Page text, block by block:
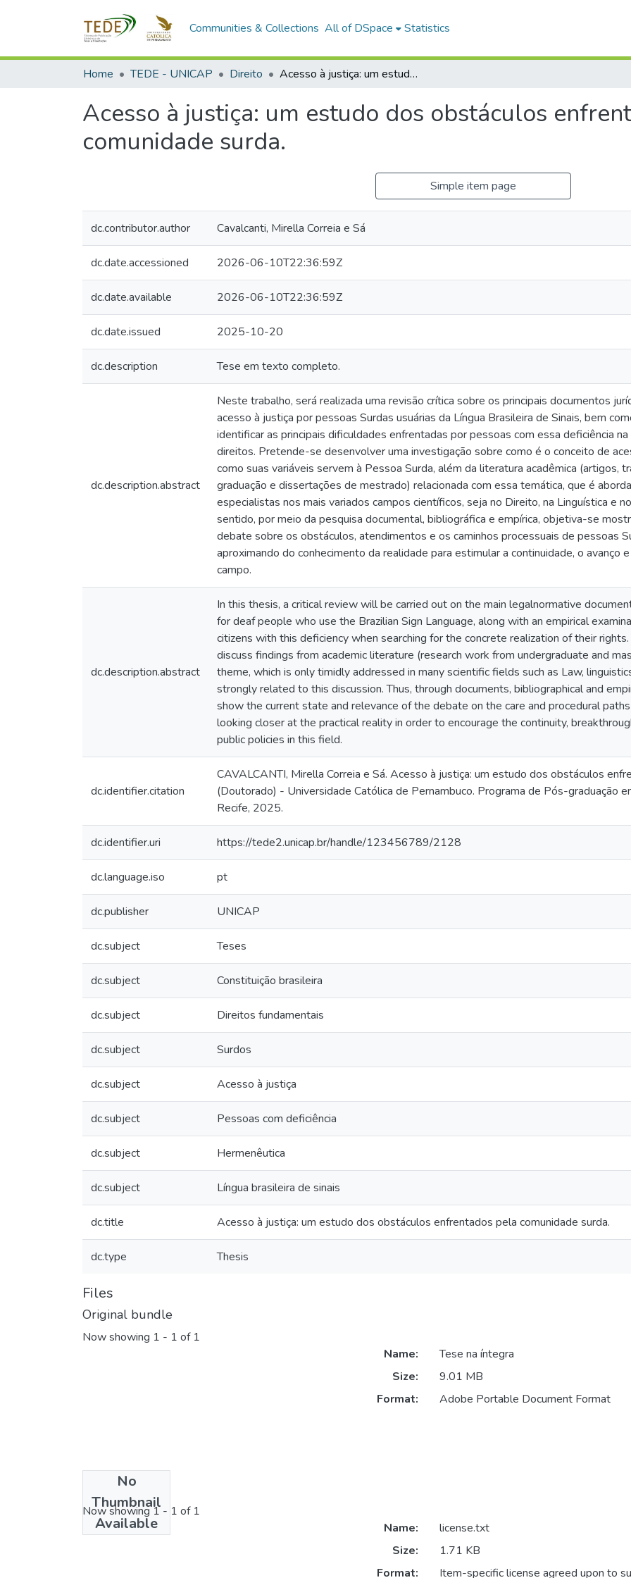
Communities & Collections All of DSpace Statistics
Home TEDE - UNICAP Direito Acesso à justiça: um estudo dos obstáculos enfrentados pela comunidade surda.
Acesso à justiça: um estudo dos obstáculos
comunidade surda.
Simple item page
dc.contributor.author Cavalcanti, Mirella Correia e Sá
dc.date.accessioned 2026-06-10T22:36:59Z
dc.date.available 2026-06-10T22:36:59Z
dc.date.issued 2025-10-20
dc.description Tese em texto completo.
dc.description.abstract
Neste trabalho, será realizada uma revisão crítica sobre os principais documentos
acesso à justiça por pessoas Surdas usuárias da Língua Brasileira de Sinais, bem
identificar as principais dificuldades enfrentadas por pessoas com essa deficiência
direitos. Pretende-se desenvolver uma investigação sobre como é o conceito de
como suas variáveis servem à Pessoa Surda, além da literatura acadêmica (artigos,
graduação e dissertações de mestrado) relacionada com essa temática, que é
especialistas nos mais variados campos científicos, seja no Direito, na Linguística e
sentido, por meio da pesquisa documental, bibliográfica e empírica, objetiva-se
debate sobre os obstáculos, atendimentos e os caminhos processuais de pessoas
aproximando do conhecimento da realidade para estimular a continuidade, o avanço
campo.
dc.description.abstract
In this thesis, a critical review will be carried out on the main legalnormative
for deaf people who use the Brazilian Sign Language, along with an empirical
citizens with this deficiency when searching for the concrete realization of their
discuss findings from academic literature (research work from undergraduate and
theme, which is only timidly addressed in many scientific fields such as Law,
strongly related to this discussion. Thus, through documents, bibliographical and
show the current state and relevance of the debate on the care and procedural
looking closer at the practical reality in order to encourage the continuity,
public policies in this field.
dc.identifier.citation
CAVALCANTI, Mirella Correia e Sá. Acesso à justiça: um estudo dos obstáculos
(Doutorado) - Universidade Católica de Pernambuco. Programa de Pós-graduação
Recife, 2025.
dc.identifier.uri https://tede2.unicap.br/handle/123456789/2128
dc.language.iso pt
dc.publisher UNICAP
dc.subject Teses
dc.subject Constituição brasileira
dc.subject Direitos fundamentais
dc.subject Surdos
dc.subject Acesso à justiça
dc.subject Pessoas com deficiência
dc.subject Hermenêutica
dc.subject Língua brasileira de sinais
dc.title Acesso à justiça: um estudo dos obstáculos enfrentados pela comunidade surda.
dc.type Thesis
Files
Original bundle
Now showing 1 - 1 of 1
No
Thumbnail
Available
Name:
Tese na íntegra
Size:
9.01 MB
Format:
Adobe Portable Document Format
License bundle
Now showing1 - 1 of 1
Name:
license.txt
Size:
1.71 KB
Format:
Item-specific license agreed upon to